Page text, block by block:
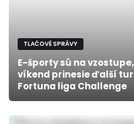
TLAČOVÉ SPRÁVY
E-športy sú na
víkend prinesie ďalší
Fortuna liga Challenge